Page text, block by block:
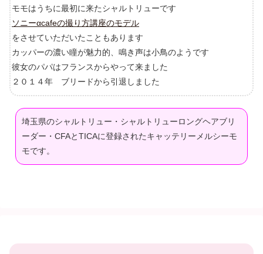
モモはうちに最初に来たシャルトリューです
ソニーαcafeの撮り方講座のモデル
をさせていただいたこともあります
カッパーの濃い瞳が魅力的、鳴き声は小鳥のようです
彼女のパパはフランスからやって来ました
２０１４年 ブリードから引退しました
埼玉県のシャルトリュー・シャルトリューロングヘアブリ
ーダー・CFAとTICAに登録されたキャッテリーメルシーモ
モです。